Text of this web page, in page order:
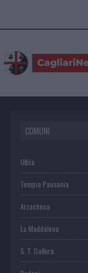
COMUNI
Olbia
Tempio Pausania
Arzachena
La Maddalena
S. T. Gallura